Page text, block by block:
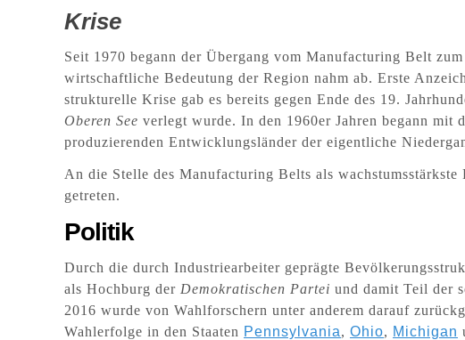
Krise
Seit 1970 begann der Übergang vom Manufacturing Belt
wirtschaftliche Bedeutung der Region nahm ab. Erste
strukturelle Krise gab es bereits gegen Ende des 19.
Oberen See verlegt wurde. In den 1960er Jahren begann
produzierenden Entwicklungsländer der eigentliche
An die Stelle des Manufacturing Belts als wachstumsstärkste
getreten.
Politik
Durch die durch Industriearbeiter geprägte
als Hochburg der Demokratischen Partei und damit Teil der
2016 wurde von Wahlforschern unter anderem darauf
Wahlerfolge in den Staaten Pennsylvania, Ohio, Michigan